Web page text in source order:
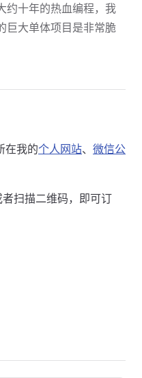
约十年的热血编程，我
巨大单体项目是非常脆
在我的个人网站、 微信公
者扫描二维码，即可订